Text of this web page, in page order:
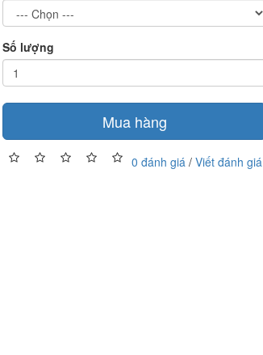
Số lượng
Mua hàng
0 đánh giá /Viết đánh giá